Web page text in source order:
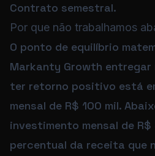
Contrato semestral.
Por que não trabalhamos
O ponto de equilíbrio
Markanty Growth
ter retorno positivo está
mensal de R$ 100 mil.
investimento mensal de
percentual da receita que